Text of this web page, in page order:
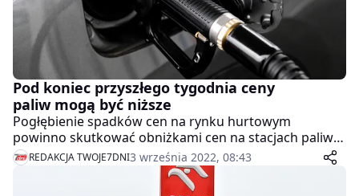
Pod koniec przyszłego tygodnia ceny
paliw mogą być niższe
Pogłębienie spadków cen na rynku hurtowym
powinno skutkować obniżkami cen na stacjach paliw;
niewykluczone, że na koniec przyszłego tygodnia ceny
benzyny oraz oleju napędowego będą niższe –
prognozują analitycy BM Reflex.
REDAKCJA TWOJE7DNI3 września 2022, 08:43